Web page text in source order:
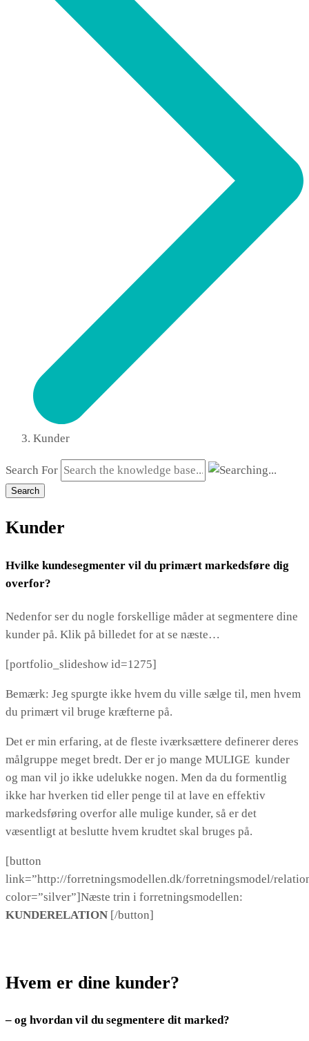
Kunder
Search For
Search
Kunder
Hvilke kundesegmenter vil du primært markedsføre dig
overfor?
Nedenfor ser du nogle forskellige måder at segmentere dine
kunder på. Klik på billedet for at se næste…
[portfolio_slideshow id=1275]
Bemærk: Jeg spurgte ikke hvem du ville sælge til, men hvem
du primært vil bruge kræfterne på.
Det er min erfaring, at de fleste iværksættere definerer deres
målgruppe meget bredt. Der er jo mange MULIGE kunder
og man vil jo ikke udelukke nogen. Men da du formentlig
ikke har hverken tid eller penge til at lave en effektiv
markedsføring overfor alle mulige kunder, så er det
væsentligt at beslutte hvem krudtet skal bruges på.
[button
link=”http://forretningsmodellen.dk/forretningsmodel/
color=”silver”]Næste trin i forretningsmodellen:
KUNDERELATION [/button]
Hvem er dine kunder?
– og hvordan vil du segmentere dit marked?